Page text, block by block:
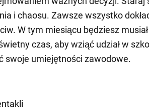
i chaosu. Zawsze wszystko
W tym miesiącu będziesz
czas, aby wziąć udział w
swoje umiejętności zawodowe.